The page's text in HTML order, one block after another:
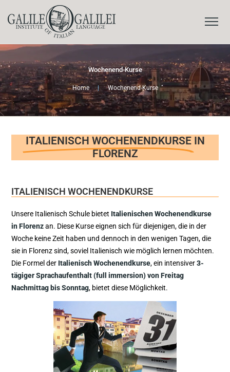
Wochenend-Kurse
Home | Wochenend-Kurse
ITALIENISCH WOCHENENDKURSE IN
FLORENZ
ITALIENISCH WOCHENENDKURSE
Unsere Italienisch Schule bietet Italienischen Wochenendkurse
in Florenzan. Diese Kurse eignen sich für diejenigen, die in der
Woche keine Zeit haben und dennoch in den wenigen Tagen, die
sie in Florenz sind, soviel Italienisch wie möglich lernen möchten.
Die Formel der Italienisch Wochenendkurse, ein intensiver3-
tägiger Sprachaufenthalt (full immersion) von Freitag
Nachmittag bis Sonntag, bietet diese Möglichkeit.